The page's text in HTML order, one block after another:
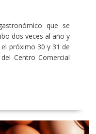
que se
dos veces al año y
próximo 30 y 31 de
Centro Comercial